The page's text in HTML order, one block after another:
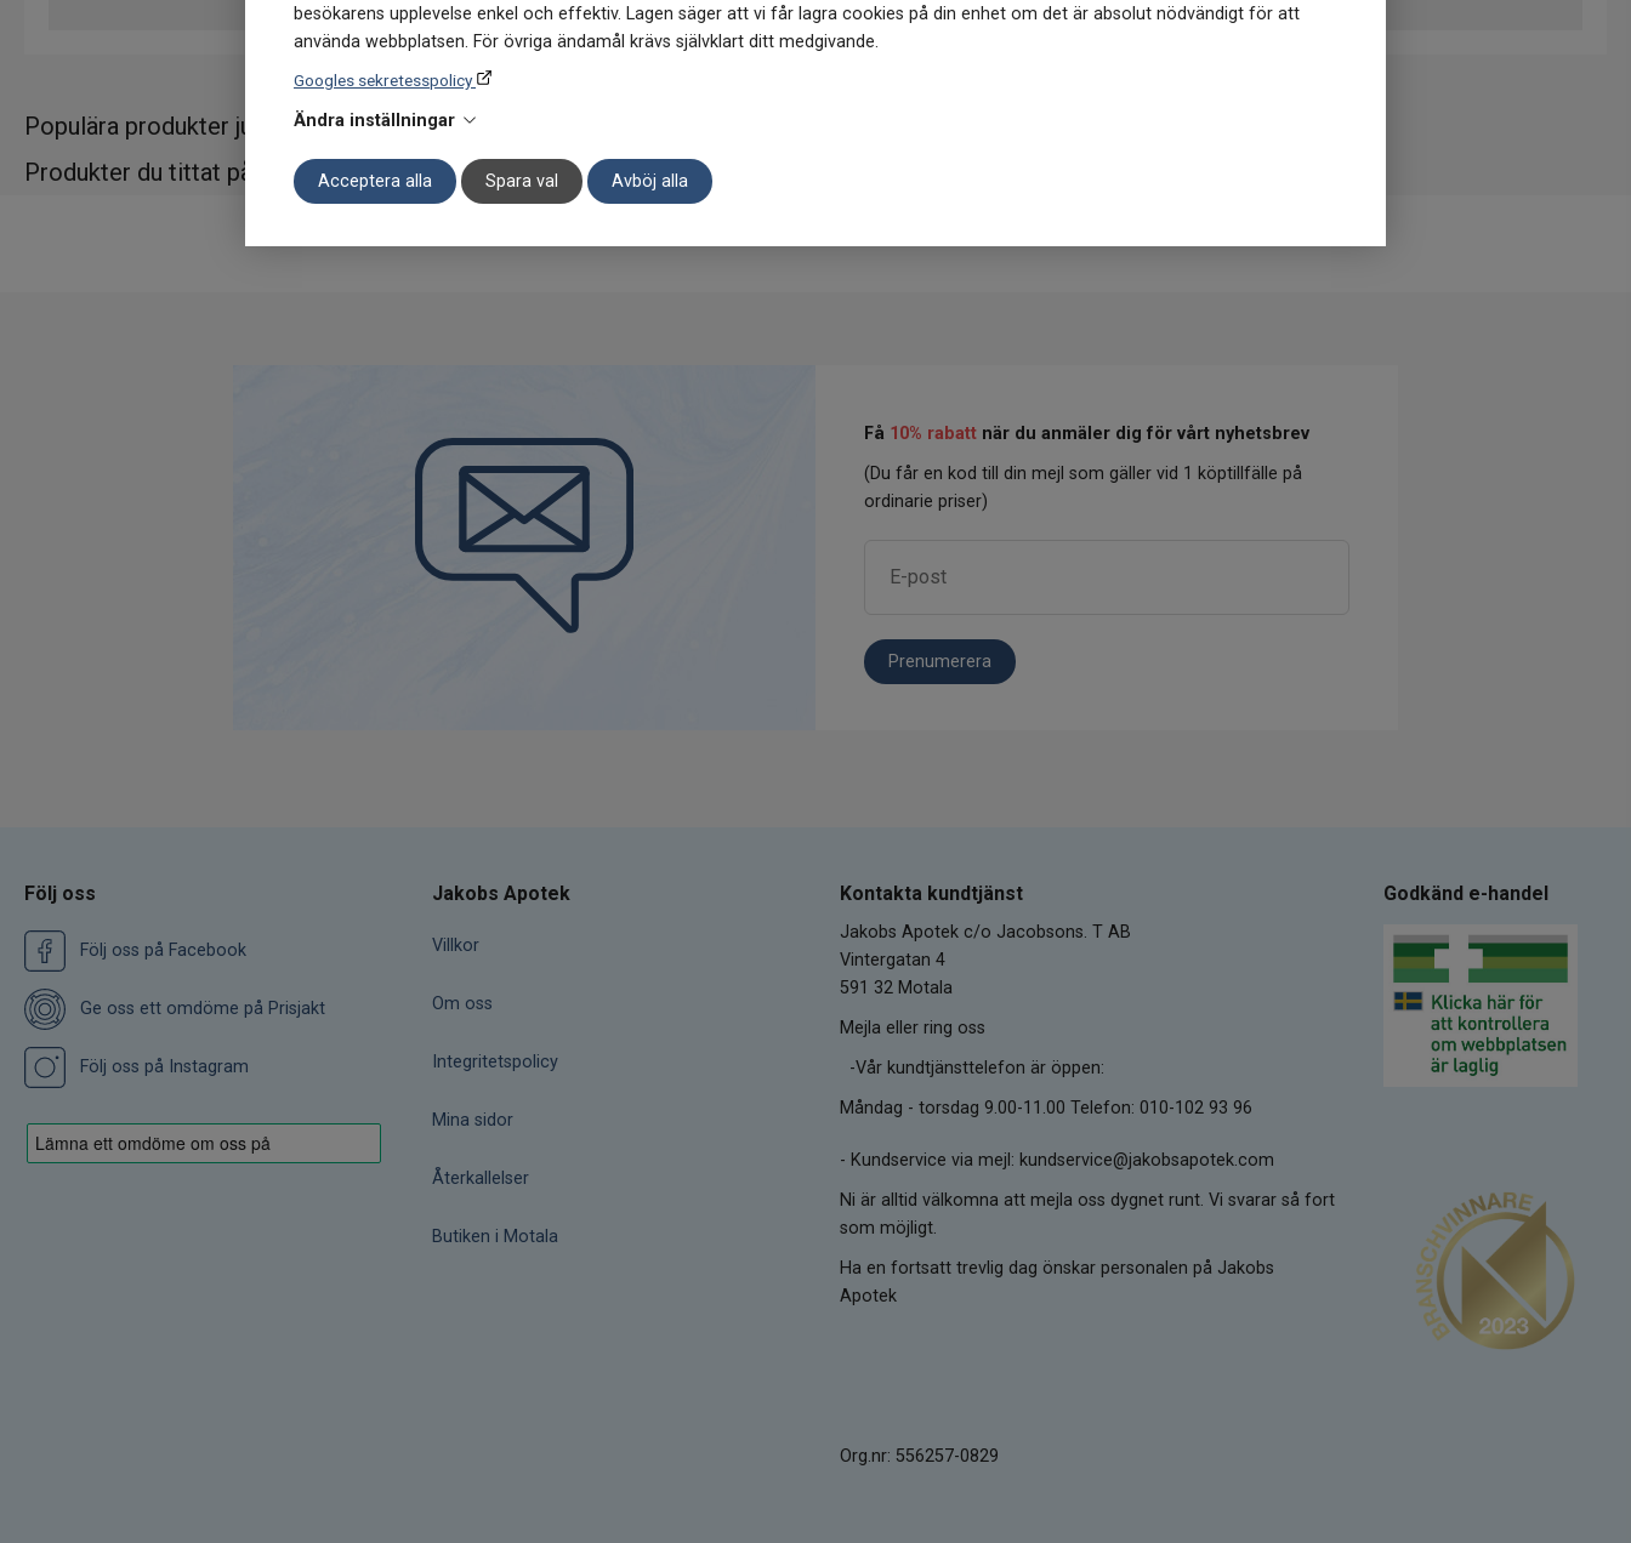
besökarens upplevelse enkel och effektiv. Lagen säger att vi får lagra cookies på din enhet om det är absolut nödvändigt för att
använda webbplatsen. För övriga ändamål krävs självklart ditt medgivande.
Googles sekretesspolicy
Ändra inställningar
Acceptera alla Spara val Avböj alla
Populära produkter just nu
Produkter du tittat på
Få 10% rabatt när du anmäler dig för vårt nyhetsbrev
(Du får en kod till din mejl som gäller vid 1 köptillfälle på
ordinarie priser)
Prenumerera
Följ oss
Följ oss på Facebook
Ge oss ett omdöme på Prisjakt
Följ oss på Instagram
Jakobs Apotek
Villkor
Om oss
Integritetspolicy
Mina sidor
Återkallelser
Butiken i Motala
Kontakta kundtjänst
Jakobs Apotek c/o Jacobsons. T AB
Vintergatan 4
591 32 Motala
Mejla eller ring oss
-Vår kundtjänsttelefon är öppen:
Måndag - torsdag 9.00-11.00 Telefon: 010-102 93 96
- Kundservice via mejl: kundservice@jakobsapotek.com
Ni är alltid välkomna att mejla oss dygnet runt. Vi svarar så fort
som möjligt.
Ha en fortsatt trevlig dag önskar personalen på Jakobs
Apotek
Org.nr: 556257-0829
Godkänd e-handel